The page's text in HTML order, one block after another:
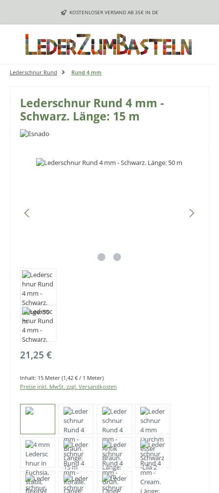
Zum Hauptinhalt springenKOSTENLOSER VERSAND AB 35€ IN DE
Lederschnur Rund Rund 4 mm
Lederschnur Rund 4 mm -
Schwarz. Länge: 15 m
Bildergalerie überspringen
Regulärer Preis:
21,25 €
Inhalt: 15 Meter (1,42 € / 1 Meter)
Preise inkl. MwSt. zzgl. Versandkosten